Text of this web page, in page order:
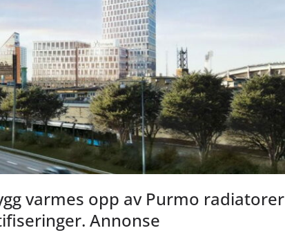
varmes opp av Purmo radiatorer
Annonse